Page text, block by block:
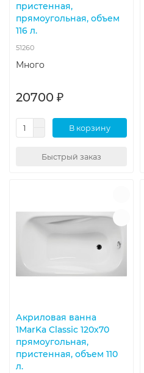
пристенная,
прямоугольная, объем
116 л.
51260
Много
20700 ₽
В корзину
Быстрый заказ
Акриловая ванна
1MarKa Classic 120х70
прямоугольная,
пристенная, объем 110
л.